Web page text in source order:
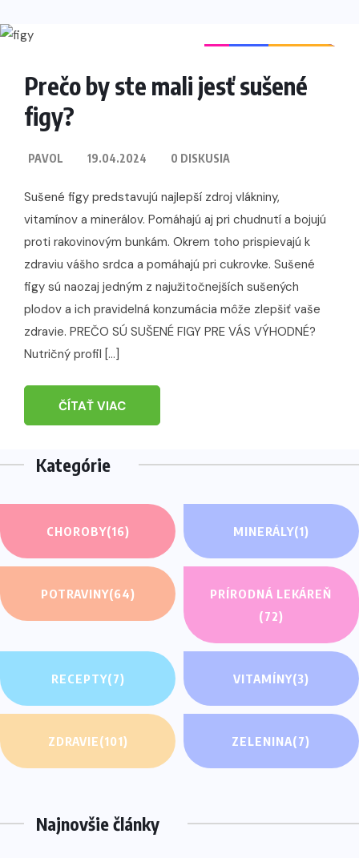
Prečo by ste mali jesť sušené
figy?
PAVOL 19.04.2024 0 DISKUSIA
Sušené figy predstavujú najlepší zdroj vlákniny,
vitamínov a minerálov. Pomáhajú aj pri chudnutí a bojujú
proti rakovinovým bunkám. Okrem toho prispievajú k
zdraviu vášho srdca a pomáhajú pri cukrovke. Sušené
figy sú naozaj jedným z najužitočnejších sušených
plodov a ich pravidelná konzumácia môže zlepšiť vaše
zdravie. PREČO SÚ SUŠENÉ FIGY PRE VÁS VÝHODNÉ?
Nutričný profil […]
ČÍTAŤ VIAC
Kategórie
CHOROBY(16) MINERÁLY(1)
POTRAVINY(64)
PRÍRODNÁ LEKÁREŇ
(72)
RECEPTY(7) VITAMÍNY(3)
ZDRAVIE(101) ZELENINA(7)
Najnovšie články